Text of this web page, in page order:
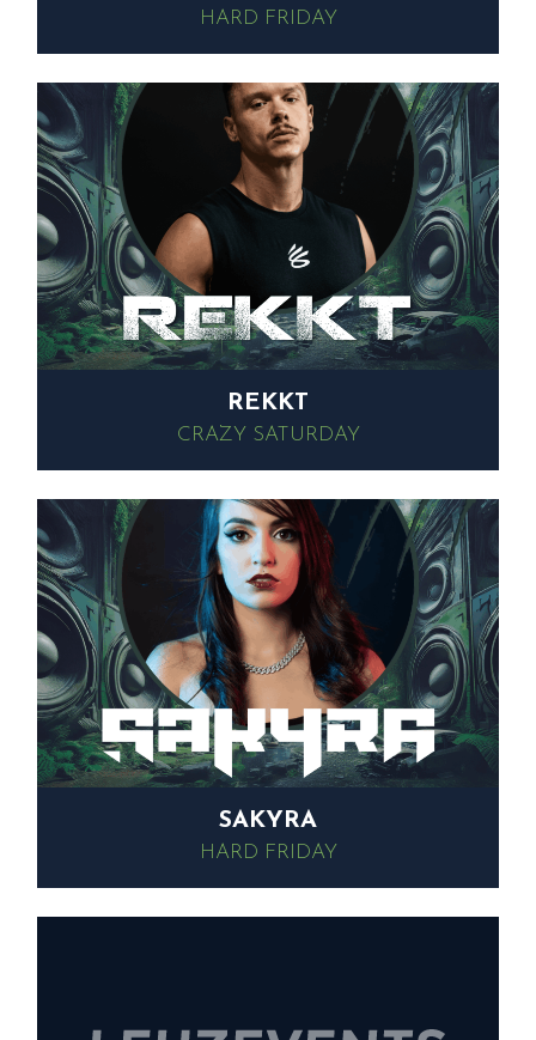
HARD FRIDAY
REKKT
CRAZY SATURDAY
SAKYRA
HARD FRIDAY